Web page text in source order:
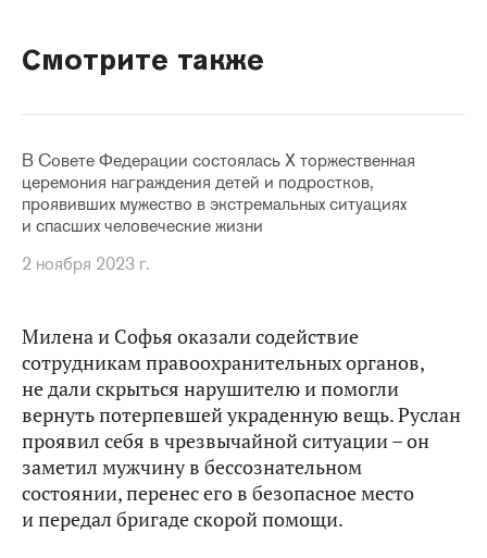
Смотрите также
В Совете Федерации состоялась X торжественная
церемония награждения детей и подростков,
проявивших мужество в экстремальных ситуациях
и спасших человеческие жизни
2 ноября 2023 г.
Милена и Софья оказали содействие
сотрудникам правоохранительных органов,
не дали скрыться нарушителю и помогли
вернуть потерпевшей украденную вещь. Руслан
проявил себя в чрезвычайной ситуации – он
заметил мужчину в бессознательном
состоянии, перенес его в безопасное место
и передал бригаде скорой помощи.